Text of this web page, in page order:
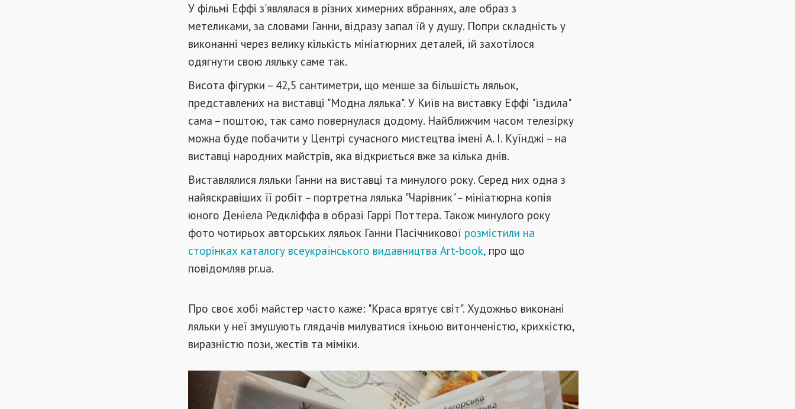
У фільмі Еффі з'являлася в різних химерних вбраннях, але образ з
метеликами, за словами Ганни, відразу запал їй у душу. Попри складність у
виконанні через велику кількість мініатюрних деталей, їй захотілося
одягнути свою ляльку саме так.
Висота фігурки – 42,5 сантиметри, що менше за більшість ляльок,
представлених на виставці "Модна лялька". У Київ на виставку Еффі "їздила"
сама – поштою, так само повернулася додому. Найближчим часом телезірку
можна буде побачити у Центрі сучасного мистецтва імені А. І. Куїнджі – на
виставці народних майстрів, яка відкриється вже за кілька днів.
Виставлялися ляльки Ганни на виставці та минулого року. Серед них одна з
найяскравіших її робіт – портретна лялька "Чарівник" – мініатюрна копія
юного Деніела Редкліффа в образі Гаррі Поттера. Також минулого року
фото чотирьох авторських ляльок Ганни Пасічникової розмістили на
сторінках каталогу всеукраїнського видавництва Аrt-book, про що
повідомляв pr.ua.
Про своє хобі майстер часто каже: "Краса врятує світ". Художньо виконані
ляльки у неї змушують глядачів милуватися їхньою витонченістю, крихкістю,
виразністю пози, жестів та міміки.